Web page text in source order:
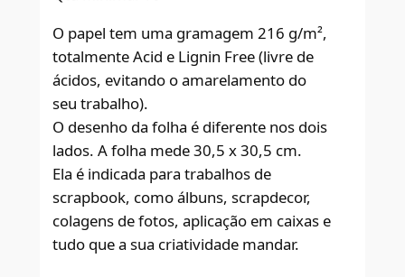
O papel tem uma gramagem 216 g/m²,
totalmente Acid e Lignin Free (livre de
ácidos, evitando o amarelamento do
seu trabalho).
O desenho da folha é diferente nos dois
lados. A folha mede 30,5 x 30,5 cm.
Ela é indicada para trabalhos de
scrapbook, como álbuns, scrapdecor,
colagens de fotos, aplicação em caixas e
tudo que a sua criatividade mandar.